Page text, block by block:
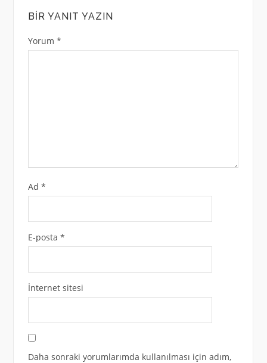
BIR YANIT YAZIN
Yorum *
Ad *
E-posta *
İnternet sitesi
Daha sonraki yorumlarımda kullanılması için adım,